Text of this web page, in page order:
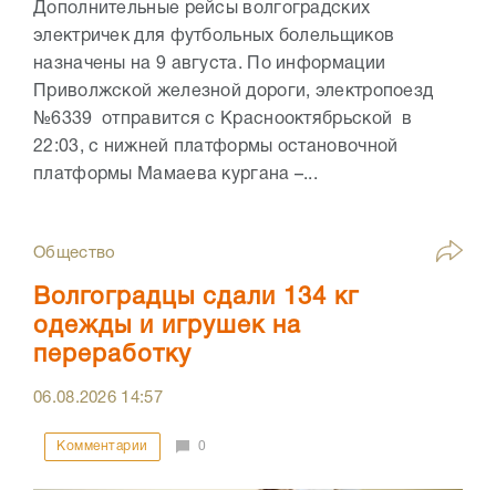
Дополнительные рейсы волгоградских
электричек для футбольных болельщиков
назначены на 9 августа. По информации
Приволжской железной дороги, электропоезд
№6339 отправится с Краснооктябрьской в
22:03, с нижней платформы остановочной
платформы Мамаева кургана –...
Общество
Волгоградцы сдали 134 кг
одежды и игрушек на
переработку
06.08.2026 14:57
Комментарии 0